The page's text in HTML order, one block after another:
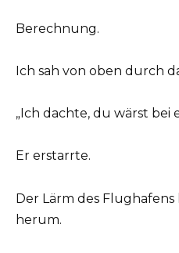
Berechnung.
Ich sah von oben durch
„Ich dachte, du wärst bei
Er erstarrte.
Der Lärm des
herum.